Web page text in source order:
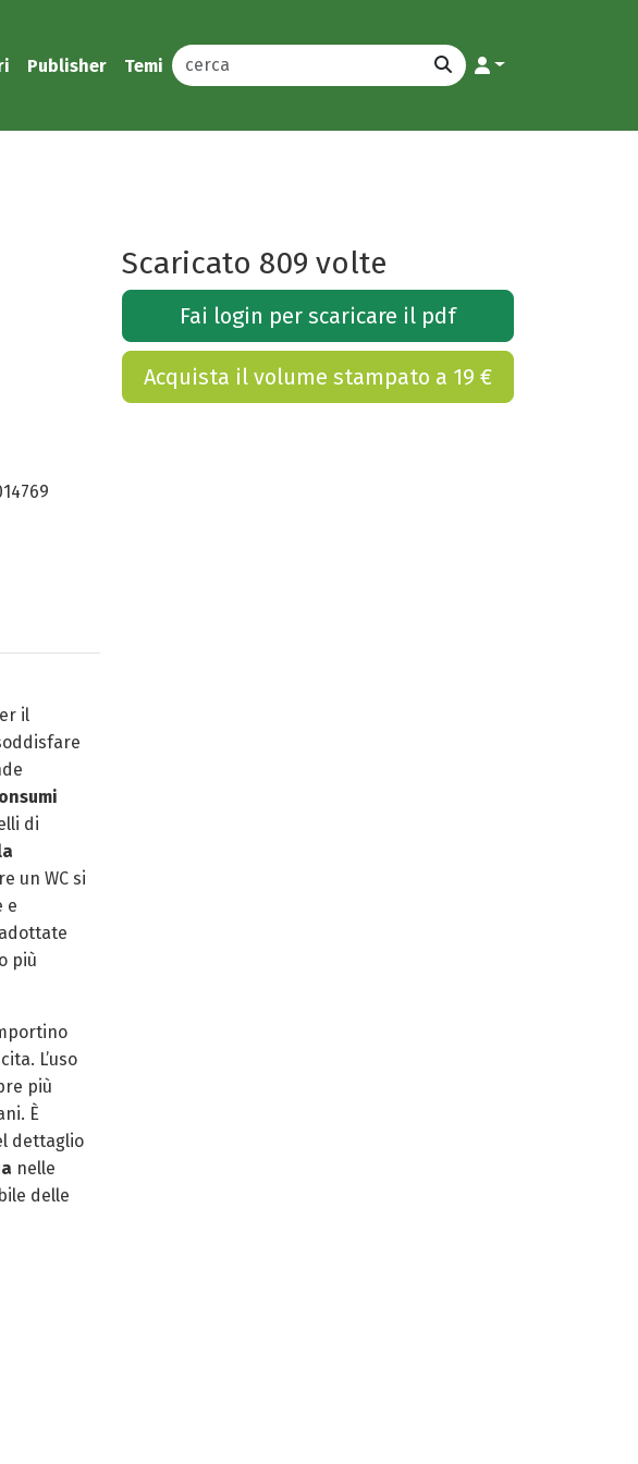
Publisher Temi
Scaricato 809 volte
Fai login per scaricare il pdf
Acquista il volume stampato a 19 €
il
di
un WC si
e
più
L’uso
più
È
dettaglio
nelle
delle